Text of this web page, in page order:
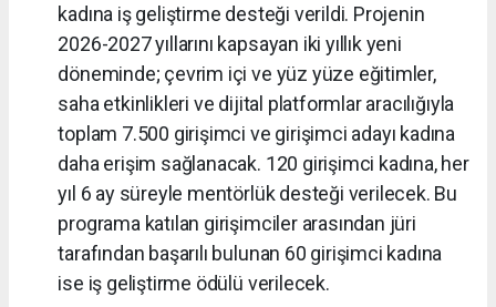
kadına iş geliştirme desteği verildi. Projenin
2026-2027 yıllarını kapsayan iki yıllık yeni
döneminde; çevrim içi ve yüz yüze eğitimler,
saha etkinlikleri ve dijital platformlar aracılığıyla
toplam 7.500 girişimci ve girişimci adayı kadına
daha erişim sağlanacak. 120 girişimci kadına, her
yıl 6 ay süreyle mentörlük desteği verilecek. Bu
programa katılan girişimciler arasından jüri
tarafından başarılı bulunan 60 girişimci kadına
ise iş geliştirme ödülü verilecek.